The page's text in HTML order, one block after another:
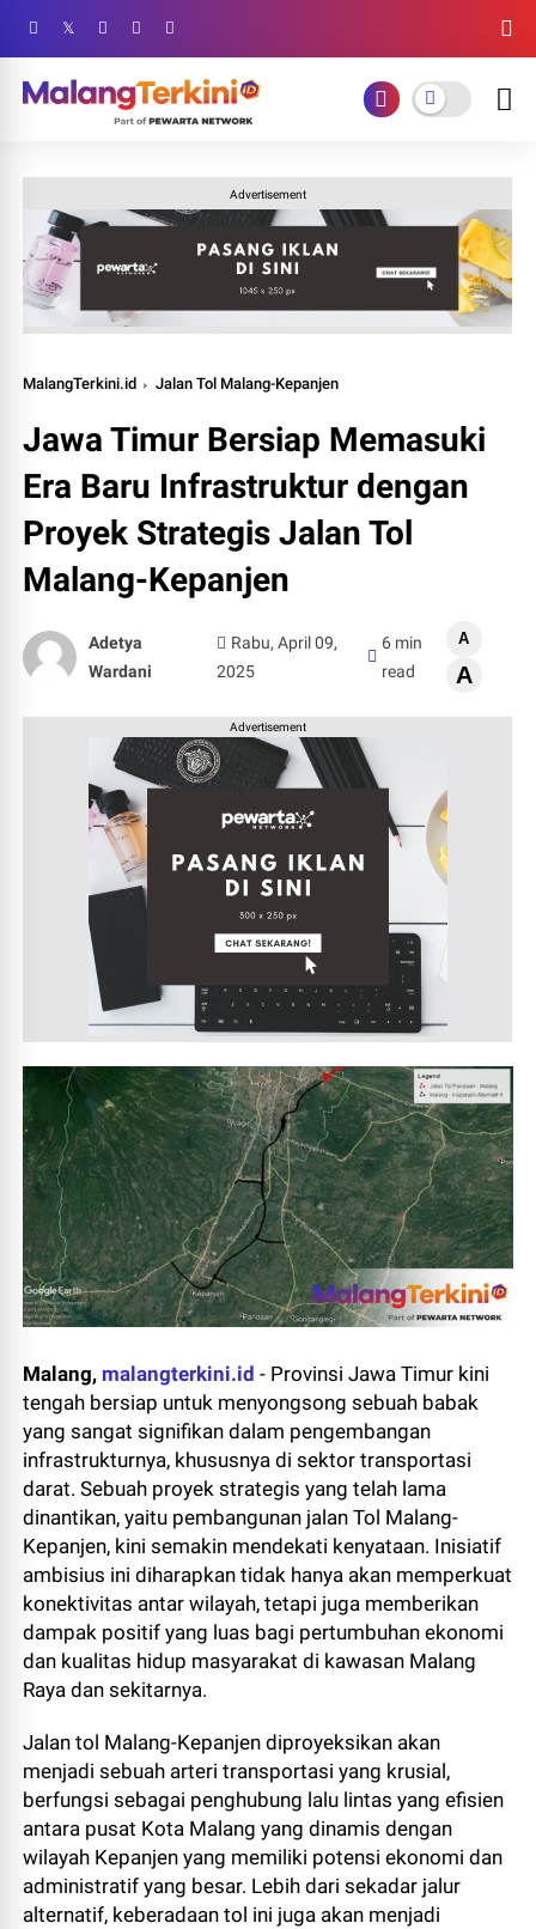
Advertisement
MalangTerkini.id Jalan Tol Malang-Kepanjen
Jawa Timur Bersiap Memasuki
Era Baru Infrastruktur dengan
Proyek Strategis Jalan Tol
Malang-Kepanjen
Adetya
Wardani
Rabu, April 09,
2025
6 min
read
A
A
Advertisement
Malang, malangterkini.id - Provinsi Jawa Timur kini
tengah bersiap untuk menyongsong sebuah babak
yang sangat signifikan dalam pengembangan
infrastrukturnya, khususnya di sektor transportasi
darat. Sebuah proyek strategis yang telah lama
dinantikan, yaitu pembangunan jalan Tol Malang-
Kepanjen, kini semakin mendekati kenyataan. Inisiatif
ambisius ini diharapkan tidak hanya akan memperkuat
konektivitas antar wilayah, tetapi juga memberikan
dampak positif yang luas bagi pertumbuhan ekonomi
dan kualitas hidup masyarakat di kawasan Malang
Raya dan sekitarnya.
Jalan tol Malang-Kepanjen diproyeksikan akan
menjadi sebuah arteri transportasi yang krusial,
berfungsi sebagai penghubung lalu lintas yang efisien
antara pusat Kota Malang yang dinamis dengan
wilayah Kepanjen yang memiliki potensi ekonomi dan
administratif yang besar. Lebih dari sekadar jalur
alternatif, keberadaan tol ini juga akan menjadi